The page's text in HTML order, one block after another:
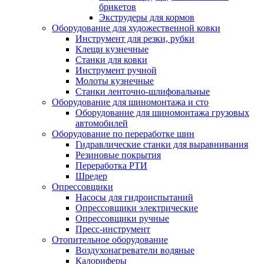
брикетов
Экструдеры для кормов
Оборудование для художественной ковки
Инструмент для резки, рубки
Клещи кузнечные
Станки для ковки
Инструмент ручной
Молоты кузнечные
Станки ленточно-шлифовальные
Оборудование для шиномонтажа и сто
Оборудование для шиномонтажа грузовых
автомобилей
Оборудование по переработке шин
Гидравлические станки для выравнивания
Резиновые покрытия
Переработка РТИ
Шредер
Опрессовщики
Насосы для гидроиспытаний
Опрессовщики электрические
Опрессовщики ручные
Пресс-инструмент
Отопительное оборудование
Воздухонагреватели водяные
Калориферы